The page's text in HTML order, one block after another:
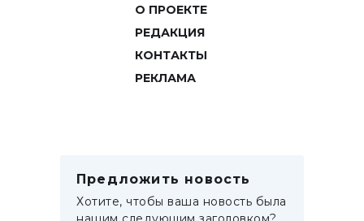
О ПРОЕКТЕ
РЕДАКЦИЯ
КОНТАКТЫ
РЕКЛАМА
Предложить новость
Хотите, чтобы ваша новость была